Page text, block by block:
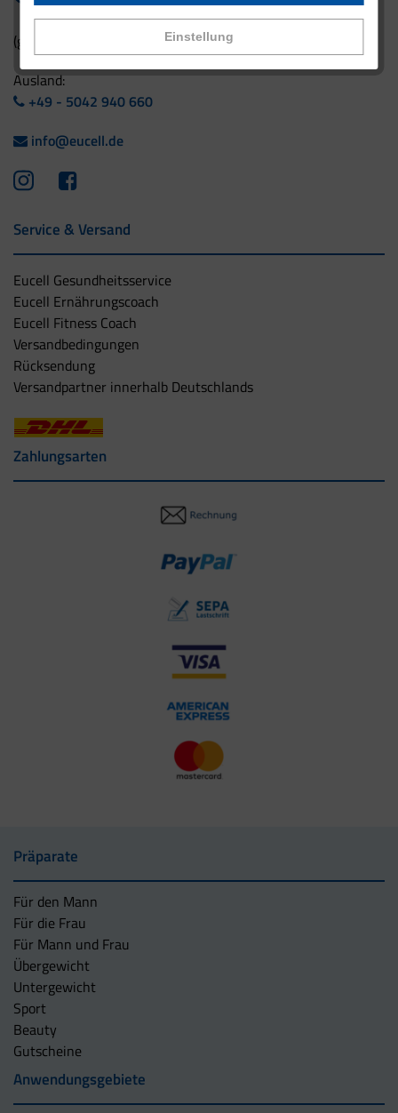
Einstellung
(gebührenfrei aus Deutschland)
Ausland:
+49 - 5042 940 660
info@eucell.de
Service & Versand
Eucell Gesundheitsservice
Eucell Ernährungscoach
Eucell Fitness Coach
Versandbedingungen
Rücksendung
Versandpartner innerhalb Deutschlands
Zahlungsarten
Präparate
Für den Mann
Für die Frau
Für Mann und Frau
Übergewicht
Untergewicht
Sport
Beauty
Gutscheine
Anwendungsgebiete